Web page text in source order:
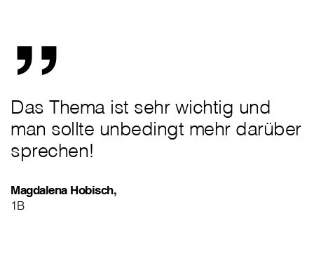
Das Thema ist sehr wichtig und
man sollte unbedingt mehr darüber
sprechen!
Magdalena Hobisch,
1B